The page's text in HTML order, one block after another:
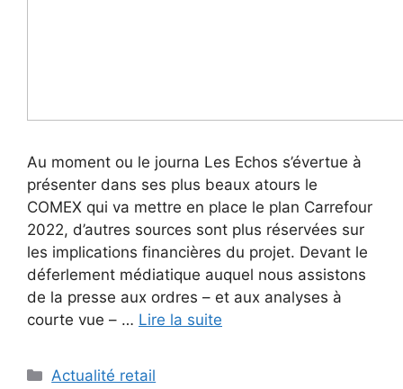
Au moment ou le journa Les Echos s’évertue à
présenter dans ses plus beaux atours le
COMEX qui va mettre en place le plan Carrefour
2022, d’autres sources sont plus réservées sur
les implications financières du projet. Devant le
déferlement médiatique auquel nous assistons
de la presse aux ordres – et aux analyses à
courte vue – … Lire la suite
Catégories
Actualité retail